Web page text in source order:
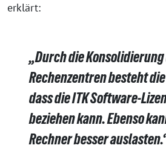
erklärt:
„Durch die
Rechenzentren besteht
dass die ITK Software-
beziehen kann. Ebenso
Rechner besser